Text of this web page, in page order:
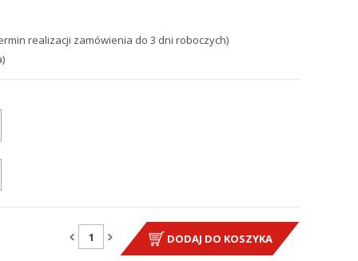
realizacji zamówienia do 3 dni roboczych)
DODAJ DO KOSZYKA